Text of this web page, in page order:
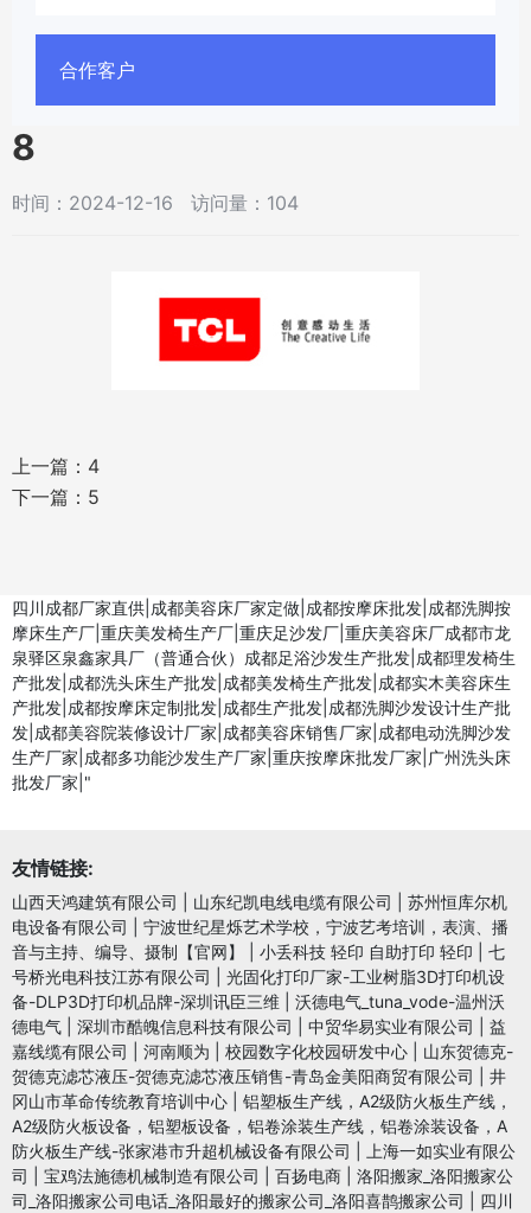
合作客户
8
时间：2024-12-16 访问量：104
上一篇： 4
下一篇： 5
四川成都厂家直供|成都美容床厂家定做|成都按摩床批发|成都洗脚按
摩床生产厂|重庆美发椅生产厂|重庆足沙发厂|重庆美容床厂成都市龙
泉驿区泉鑫家具厂（普通合伙）成都足浴沙发生产批发|成都理发椅生
产批发|成都洗头床生产批发|成都美发椅生产批发|成都实木美容床生
产批发|成都按摩床定制批发|成都生产批发|成都洗脚沙发设计生产批
发|成都美容院装修设计厂家|成都美容床销售厂家|成都电动洗脚沙发
生产厂家|成都多功能沙发生产厂家|重庆按摩床批发厂家|广州洗头床
批发厂家|"
友情链接:
山西天鸿建筑有限公司 山东纪凯电线电缆有限公司
苏州恒库尔机
电设备有限公司
宁波世纪星烁艺术学校，宁波艺考培训，表演、播
音与主持、编导、摄制【官网】
小丢科技 轻印 自助打印 轻印
七
号桥光电科技江苏有限公司
光固化打印厂家-工业树脂3D打印机设
备-DLP3D打印机品牌-深圳讯臣三维
沃德电气_tuna_vode-温州沃
德电气
深圳市酷魄信息科技有限公司 中贸华易实业有限公司
益
嘉线缆有限公司
河南顺为 校园数字化校园研发中心
山东贺德克-
贺德克滤芯液压-贺德克滤芯液压销售-青岛金美阳商贸有限公司
井
冈山市革命传统教育培训中心
铝塑板生产线，A2级防火板生产线，
A2级防火板设备，铝塑板设备，铝卷涂装生产线，铝卷涂装设备，A
防火板生产线-张家港市升超机械设备有限公司
上海一如实业有限公
司
宝鸡法施德机械制造有限公司 百扬电商
洛阳搬家_洛阳搬家公
司_洛阳搬家公司电话_洛阳最好的搬家公司_洛阳喜鹊搬家公司
四川